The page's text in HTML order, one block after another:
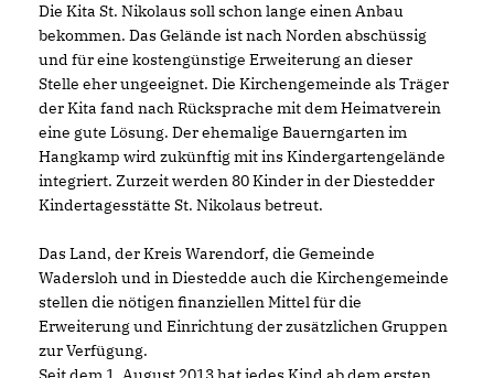
Die Kita St. Nikolaus soll schon lange einen Anbau
bekommen. Das Gelände ist nach Norden abschüssig
und für eine kostengünstige Erweiterung an dieser
Stelle eher ungeeignet. Die Kirchengemeinde als Träger
der Kita fand nach Rücksprache mit dem Heimatverein
eine gute Lösung. Der ehemalige Bauerngarten im
Hangkamp wird zukünftig mit ins Kindergartengelände
integriert. Zurzeit werden 80 Kinder in der Diestedder
Kindertagesstätte St. Nikolaus betreut.
Das Land, der Kreis Warendorf, die Gemeinde
Wadersloh und in Diestedde auch die Kirchengemeinde
stellen die nötigen finanziellen Mittel für die
Erweiterung und Einrichtung der zusätzlichen Gruppen
zur Verfügung.